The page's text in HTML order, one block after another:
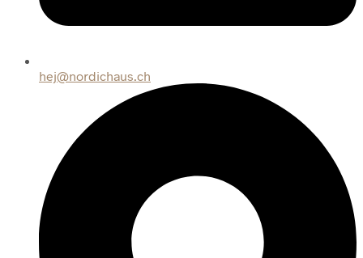
hej@nordichaus.ch